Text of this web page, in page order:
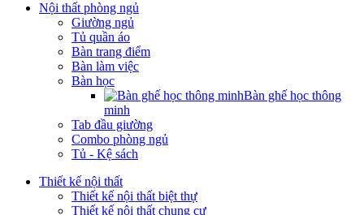
Nội thất phòng ngủ
Giường ngủ
Tủ quần áo
Bàn trang điểm
Bàn làm việc
Bàn học
Bàn ghế học thông
minh
Tab đầu giường
Combo phòng ngủ
Tủ - Kệ sách
Thiết kế nội thất
Thiết kế nội thất biệt thự
Thiết kế nội thất chung cư